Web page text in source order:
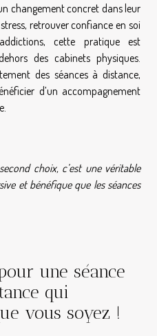
changement concret dans leur
retrouver confiance en soi
cette pratique est
des cabinets physiques.
des séances à distance,
d’un accompagnement
choix, c’est une véritable
et bénéfique que les séances
une séance
qui
vous soyez !